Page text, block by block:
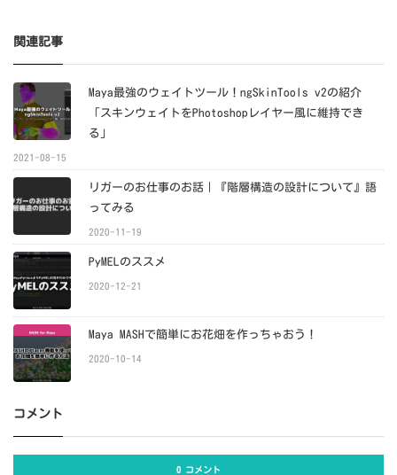
関連記事
Maya最強のウェイトツール！ngSkinTools v2の紹介
「スキンウェイトをPhotoshopレイヤー風に維持でき
る」
2021-08-15
リガーのお仕事のお話｜『階層構造の設計について』語
ってみる
2020-11-19
PyMELのススメ
2020-12-21
Maya MASHで簡単にお花畑を作っちゃおう！
2020-10-14
コメント
0 コメント